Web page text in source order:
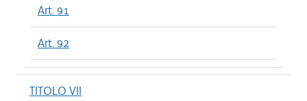
Art. 91
Art. 92
TITOLO VII